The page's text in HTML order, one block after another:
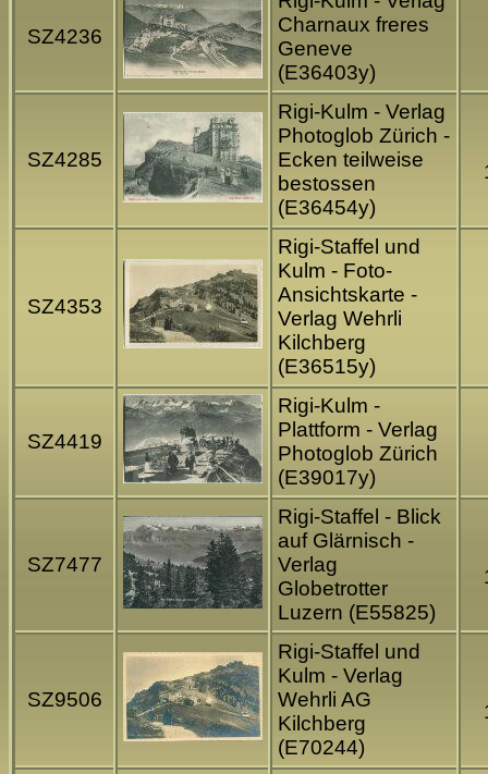
SZ4236
Charnaux freres
Geneve
(E36403y)
SZ4285
Rigi-Kulm - Verlag
Photoglob Zürich -
Ecken teilweise
bestossen
(E36454y)
SZ4353
Rigi-Staffel und
Kulm - Foto-
Ansichtskarte -
Verlag Wehrli
Kilchberg
(E36515y)
SZ4419
Rigi-Kulm -
Plattform - Verlag
Photoglob Zürich
(E39017y)
SZ7477
Rigi-Staffel - Blick
auf Glärnisch -
Verlag
Globetrotter
Luzern (E55825)
SZ9506
Rigi-Staffel und
Kulm - Verlag
Wehrli AG
Kilchberg
(E70244)